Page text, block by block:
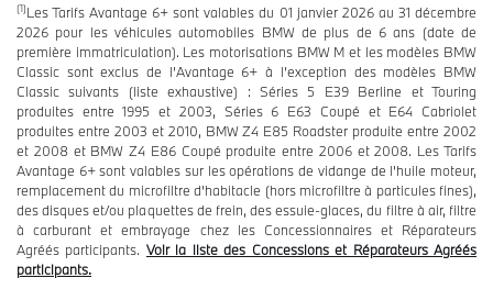
(1)Les Tarifs Avantage 6+ sont valables du 01 janvier 2026 au 31 décembre
2026 pour les véhicules automobiles BMW de plus de 6 ans (date de
première immatriculation). Les motorisations BMW M et les modèles BMW
Classic sont exclus de l’Avantage 6+ à l’exception des modèles BMW
Classic suivants (liste exhaustive) : Séries 5 E39 Berline et Touring
produites entre 1995 et 2003, Séries 6 E63 Coupé et E64 Cabriolet
produites entre 2003 et 2010, BMW Z4 E85 Roadster produite entre 2002
et 2008 et BMW Z4 E86 Coupé produite entre 2006 et 2008. Les Tarifs
Avantage 6+ sont valables sur les opérations de vidange de l’huile moteur,
remplacement du microfiltre d’habitacle (hors microfiltre à particules fines),
des disques et/ou plaquettes de frein, des essuie-glaces, du filtre à air, filtre
à carburant et embrayage chez les Concessionnaires et Réparateurs
Agréés participants. Voir la liste des Concessions et Réparateurs Agréés
participants.